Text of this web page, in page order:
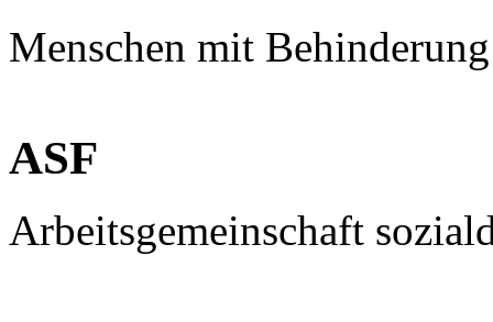
Menschen mit
ASF
Arbeitsgemeinschaft